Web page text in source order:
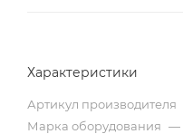
Характеристики
Артикул производителя
Марка оборудования —